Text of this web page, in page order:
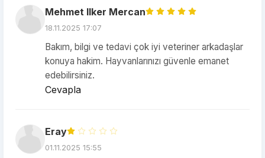
Mehmet Ilker Mercan
18.11.2025 17:07
Bakım, bilgi ve tedavi çok iyi veteriner arkadaşlar
konuya hakim. Hayvanlarınızı güvenle emanet
edebilirsiniz.
Cevapla
Eray
01.11.2025 15:55